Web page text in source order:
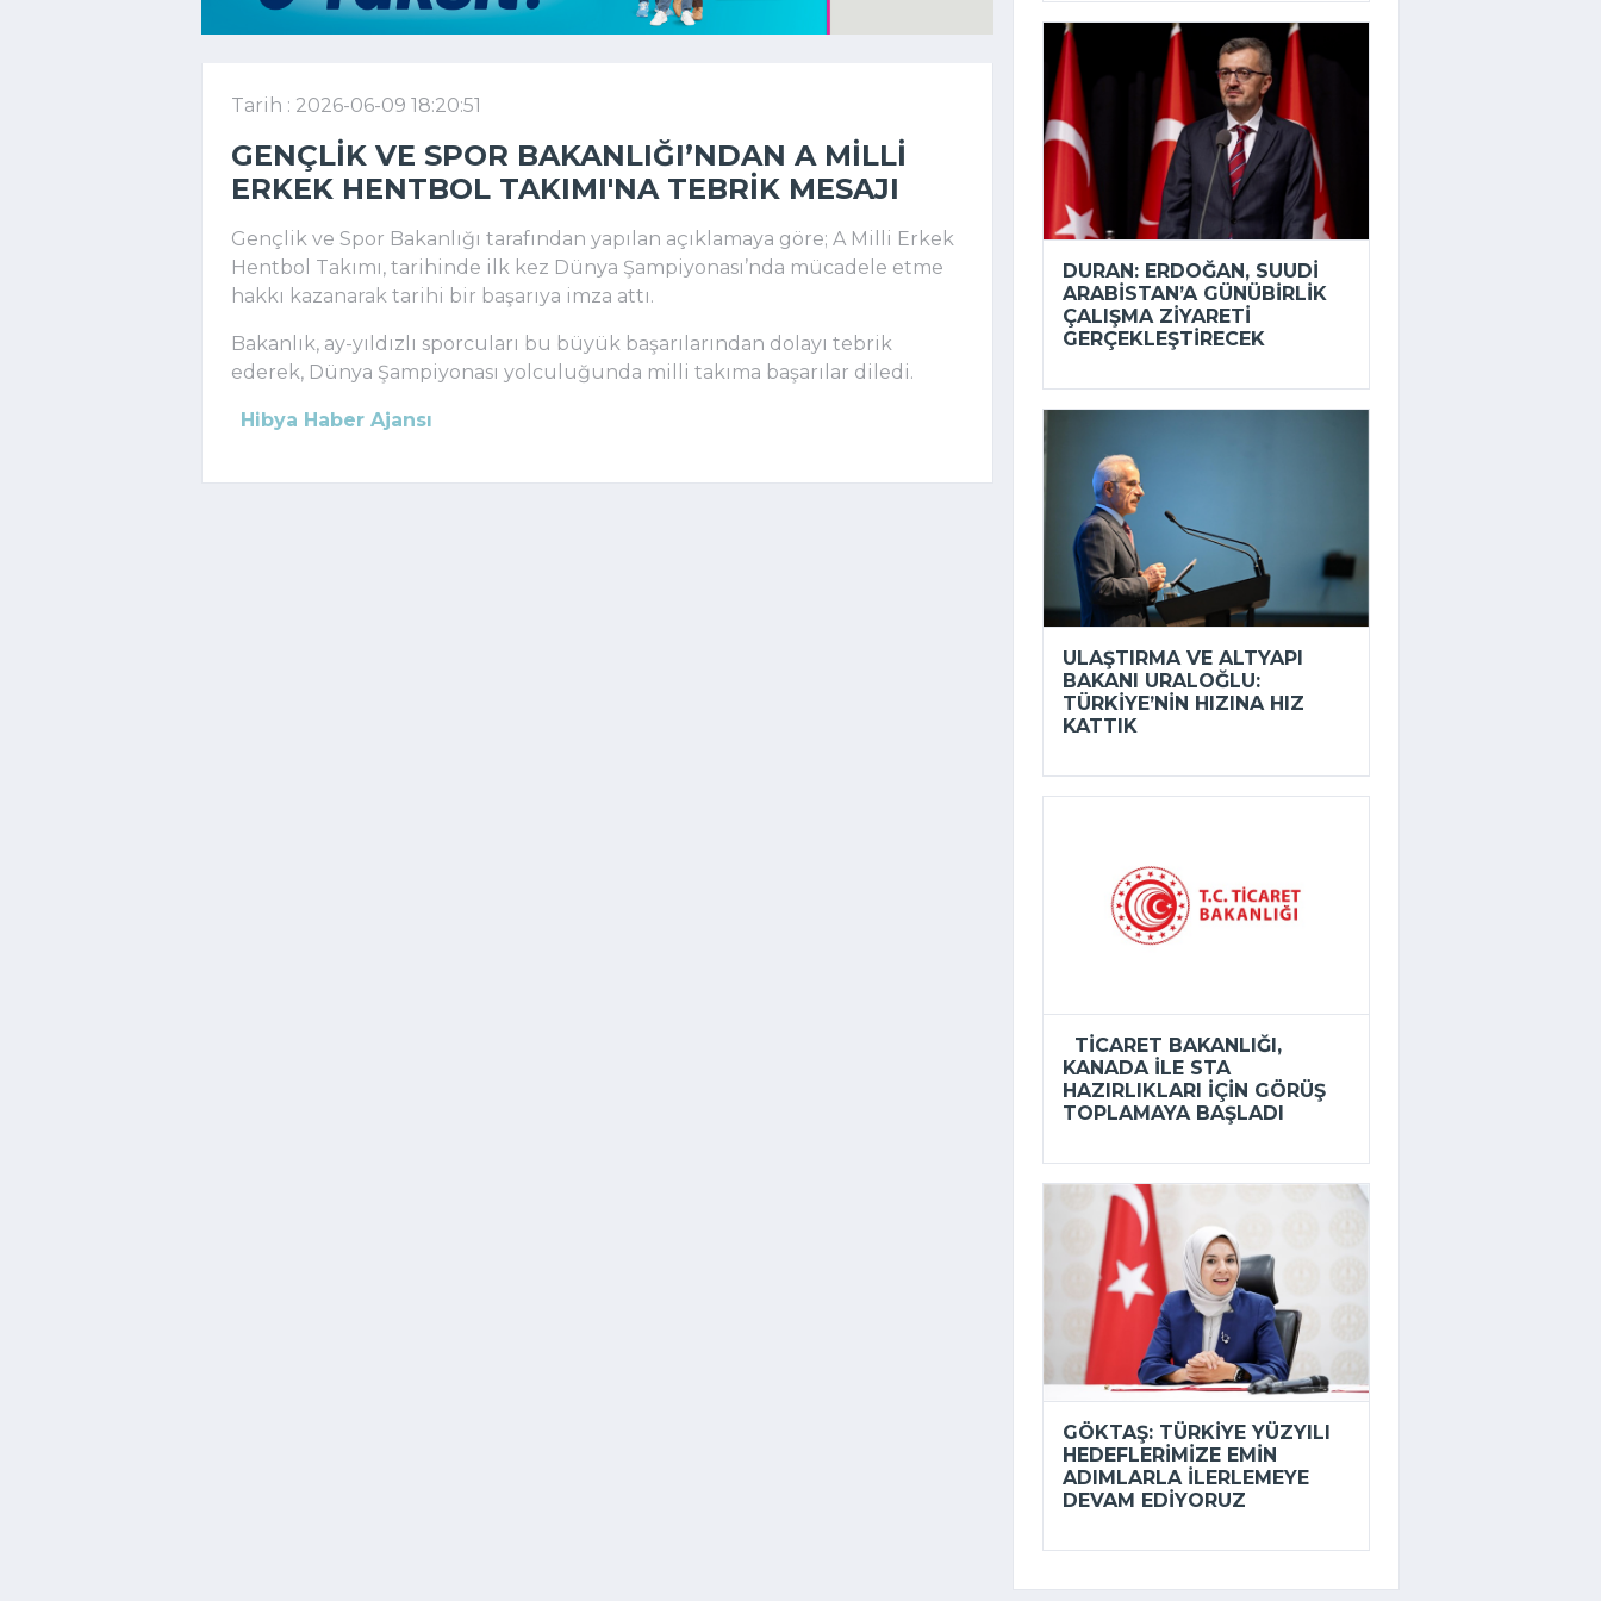
Tarih : 2026-06-09 18:20:51
GENÇLIK VE SPOR BAKANLIĞI’NDAN A MILLI
ERKEK HENTBOL TAKIMI'NA TEBRIK MESAJI
Gençlik ve Spor Bakanlığı tarafından yapılan açıklamaya göre; A Milli Erkek
Hentbol Takımı, tarihinde ilk kez Dünya Şampiyonası’nda mücadele etme
hakkı kazanarak tarihi bir başarıya imza attı.
Bakanlık, ay-yıldızlı sporcuları bu büyük başarılarından dolayı tebrik
ederek, Dünya Şampiyonası yolculuğunda milli takıma başarılar diledi.
Hibya Haber Ajansı
DURAN: ERDOĞAN, SUUDI
ARABISTAN’A GÜNÜBIRLIK
ÇALIŞMA ZIYARETI
GERÇEKLEŞTIRECEK
ULAŞTIRMA VE ALTYAPI
BAKANI URALOĞLU:
TÜRKIYE’NIN HIZINA HIZ
KATTIK
TICARET BAKANLIĞI,
KANADA ILE STA
HAZIRLIKLARI IÇIN GÖRÜŞ
TOPLAMAYA BAŞLADI
GÖKTAŞ: TÜRKIYE YÜZYILI
HEDEFLERIMIZE EMIN
ADIMLARLA ILERLEMEYE
DEVAM EDIYORUZ